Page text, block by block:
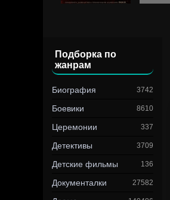
Подборка по
жанрам
Биография 3742
Боевики 8610
Церемонии 337
Детективы 3709
Детские фильмы 136
Документалки 27582